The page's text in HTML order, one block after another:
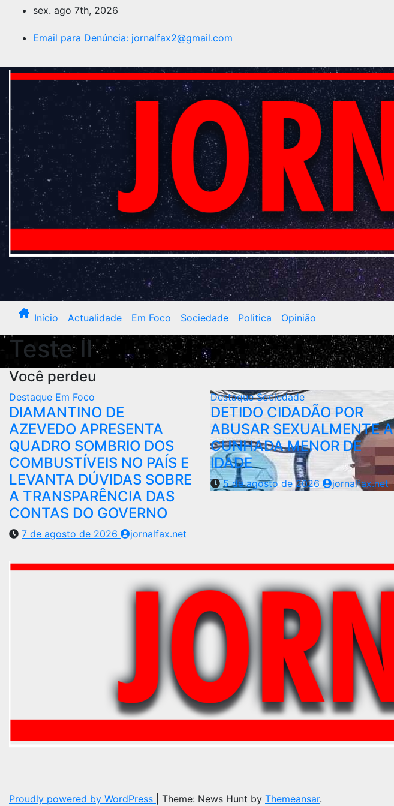
sex. ago 7th, 2026
Email para Denúncia: jornalfax2@gmail.com
Início Actualidade Em Foco Sociedade Politica Opinião
Teste II
Você perdeu
Destaque Em Foco
DIAMANTINO DE
AZEVEDO APRESENTA
QUADRO SOMBRIO DOS
COMBUSTÍVEIS NO PAÍS E
LEVANTA DÚVIDAS SOBRE
A TRANSPARÊNCIA DAS
CONTAS DO GOVERNO
7 de agosto de 2026 jornalfax.net
DestaqueSociedade
DETIDO CIDADÃO POR
ABUSAR SEXUALMENTE A
CUNHADA MENOR DE
IDADE
5 de agosto de 2026 jornalfax.net
Proudly powered by WordPress Theme: News Hunt by Themeansar.